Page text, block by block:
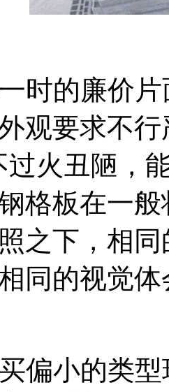
时的廉价片
观要求不
火丑陋，
格板在一
之下，相
同的视觉体
偏小的类型